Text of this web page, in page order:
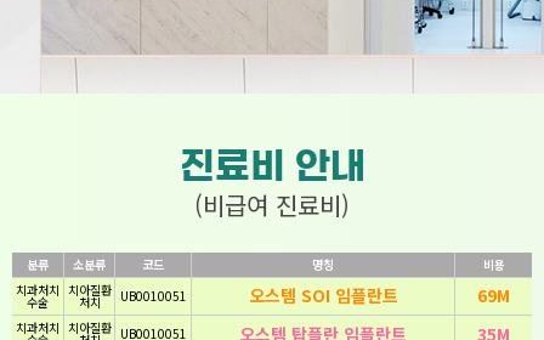
진료비 안내
(비급여 진료비)
분류 소분류 코드 명칭
비용
치과처치
수술
치아질환
처치 UB0010051 오스템 SOI 임플란트 69M
치과처치 치아질환 UB0010051 오스템 탑플란 임플란트 35M